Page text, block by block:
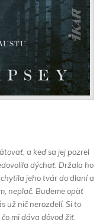
a keď sa jej pozrel
dýchať. Držala ho
jeho tvár do dlaní a
neplač. Budeme opäť
už nič nerozdelí. Si to
mi dáva dôvod žiť.